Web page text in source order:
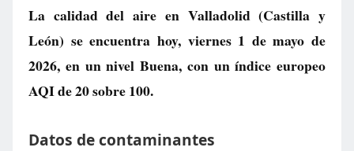
La calidad del aire en Valladolid(Castilla y
León) se encuentra hoy, viernes 1 de mayo de
2026, en un nivel Buena, con un índice europeo
AQI de20sobre 100.
Datos de contaminantes